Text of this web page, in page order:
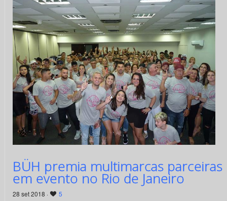
BÜH premia multimarcas parceiras
em evento no Rio de Janeiro
28 set 2018 · 5